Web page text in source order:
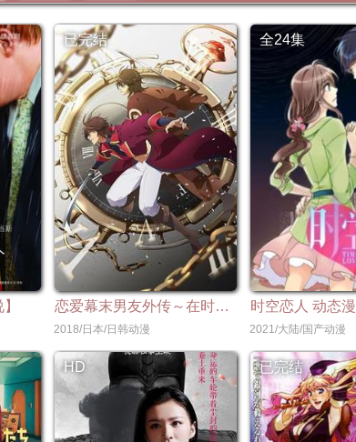
已完结
恋爱幕末男友外传～在时空的彼方盛开之恋～
2018/日本/日韩动漫
全24集
时空恋人 动态漫
2021/大陆/国产动漫
HD 已完结